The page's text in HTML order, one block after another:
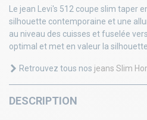
Le jean Levi's 512 coupe slim taper
silhouette contemporaine et une
au niveau des cuisses et fuselée
optimal et met en valeur la
DESCRIPTION
Retrouvez tous nos jeans Slim